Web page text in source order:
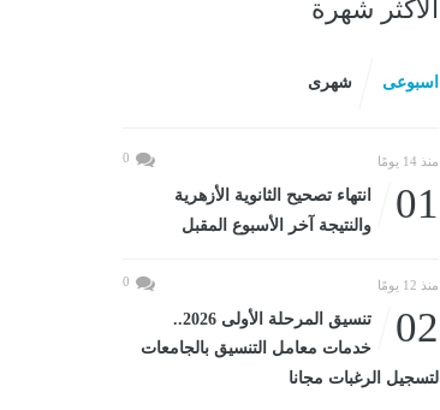
الأكثر شهرة
اسبوعى شهرى
منذ 14 يومًا 0
01
انتهاء تصحيح الثانوية الأزهرية
والنتيجة آخر الأسبوع المقبل
منذ 12 يومًا 0
02
تنسيق المرحلة الأولى 2026..
خدمات معامل التنسيق بالجامعات
لتسجيل الرغبات مجانا